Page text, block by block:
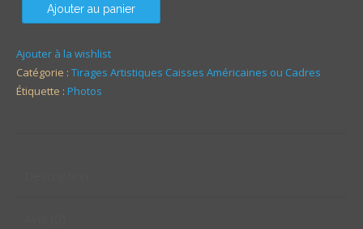
Ajouter au panier
Ajouter à la wishlist
Catégorie : Tirages Artistiques Caisses Américaines ou Cadres
Étiquette : Photos